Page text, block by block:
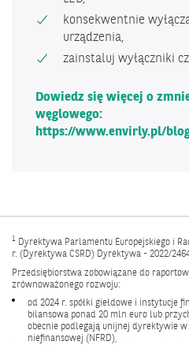
konsekwentnie
urządzenia,
zainstaluj wyłączniki
Dowiedz się więcej o
węglowego:
https://www.envirly.pl/
1 Dyrektywa Parlamentu Europejskiego i
r. (Dyrektywa CSRD) Dyrektywa - 2022/
Przedsiębiorstwa zobowiązane do
zrównoważonego rozwoju:
od 2024 r. spółki giełdowe i instytucje
bilansowa ponad 20 mln euro lub
obecnie podlegają unijnej dyrektywie
niefinansowej (NFRD),